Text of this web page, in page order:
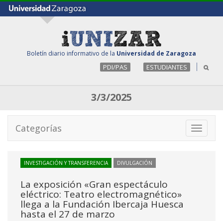
Boletín diario informativo de la Universidad de Zaragoza
PDI/PAS ESTUDIANTES
3/3/2025
Toggle
Categorías
INVESTIGACIÓN Y TRANSFERENCIA DIVULGACIÓN
La exposición «Gran espectáculo
eléctrico: Teatro electromagnético»
llega a la Fundación Ibercaja Huesca
hasta el 27 de marzo